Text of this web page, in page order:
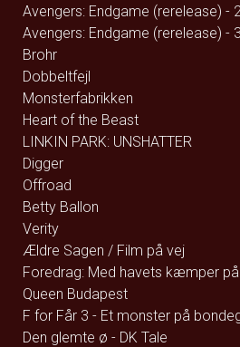
Avengers: Endgame (rerelease) -
Avengers: Endgame (rerelease) -
Brohr
Dobbeltfejl
Monsterfabrikken
Heart of the Beast
LINKIN PARK: UNSHATTER
Digger
Offroad
Betty Ballon
Verity
Ældre Sagen / Film på vej
Foredrag: Med havets kæmper
Queen Budapest
F for Får 3 - Et monster på
Den glemte ø - DK Tale